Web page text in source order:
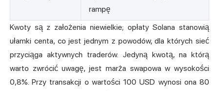
rampę
Kwoty są z założenia niewielkie; opłaty Solana stanowią
ułamki centa, co jest jednym z powodów, dla których sieć
przyciąga aktywnych traderów. Jedyną kwotą, na którą
warto zwrócić uwagę, jest marża swapowa w wysokości
0,8%. Przy transakcji o wartości 100 USD wynosi ona 80